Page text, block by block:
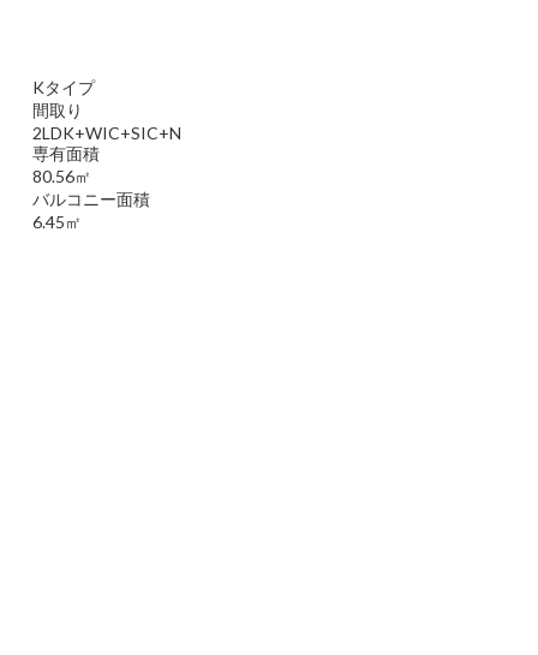
Kタイプ
間取り
2LDK+WIC+SIC+N
専有面積
80.56㎡
バルコニー面積
6.45㎡